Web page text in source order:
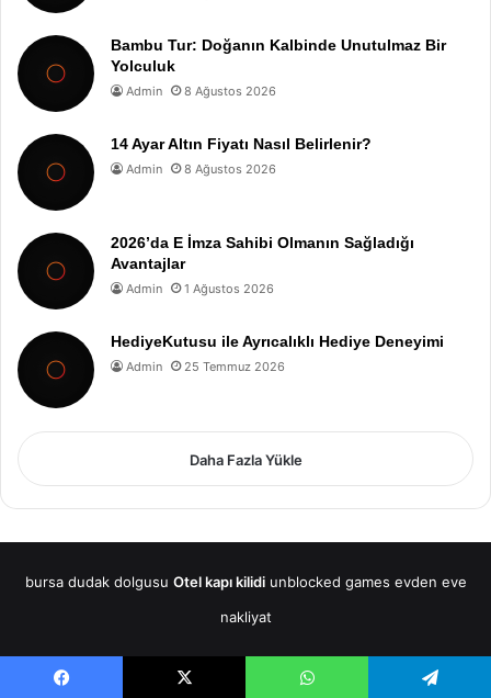
Bambu Tur: Doğanın Kalbinde Unutulmaz Bir
Yolculuk
Admin 8 Ağustos 2026
14 Ayar Altın Fiyatı Nasıl Belirlenir?
Admin 8 Ağustos 2026
2026’da E İmza Sahibi Olmanın Sağladığı
Avantajlar
Admin 1 Ağustos 2026
HediyeKutusu ile Ayrıcalıklı Hediye Deneyimi
Admin 25 Temmuz 2026
Daha Fazla Yükle
bursa dudak dolgusu Otel kapı kilidi unblocked games evden eve
nakliyat